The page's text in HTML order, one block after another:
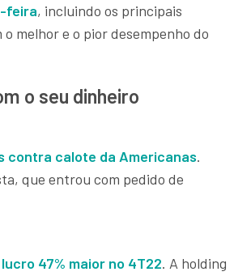
feira, incluindo os principais
melhor e o pior desempenho do
o seu dinheiro
contra calote da Americanas.
que entrou com pedido de
47% maior no 4T22. A holding